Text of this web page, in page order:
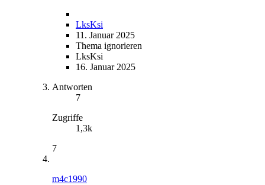
LksKsi
11. Januar 2025
Thema ignorieren
LksKsi
16. Januar 2025
Antworten
7
Zugriffe
1,3k
7
m4c1990